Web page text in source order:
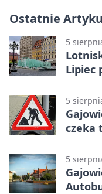
Ostatnie
5
Lipiec
5
czeka
5